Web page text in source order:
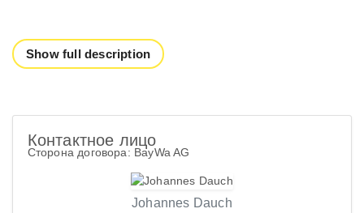
Show full description
Контактное лицо
Сторона договора: BayWa AG
Johannes Dauch